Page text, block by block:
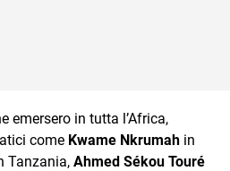
emersero in tutta l’Africa,
come Kwame Nkrumah in
Tanzania, Ahmed Sékou Touré